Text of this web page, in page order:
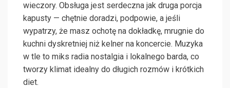
wieczory. Obsługa jest serdeczna jak druga porcja
kapusty — chętnie doradzi, podpowie, a jeśli
wypatrzy, że masz ochotę na dokładkę, mrugnie do
kuchni dyskretniej niż kelner na koncercie. Muzyka
w tle to miks radia nostalgia i lokalnego barda, co
tworzy klimat idealny do długich rozmów i krótkich
diet.